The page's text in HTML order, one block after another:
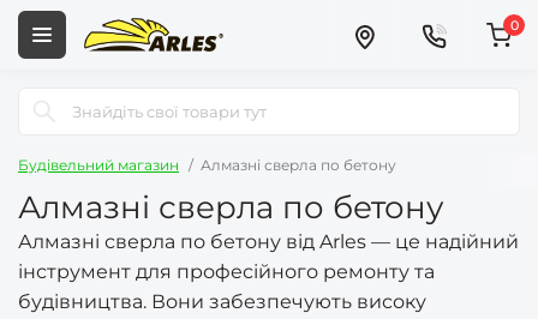
0
Будівельний магазин Алмазні сверла по бетону
Алмазні сверла по бетону
Алмазні сверла по бетону від Arles — це надійний
інструмент для професійного ремонту та
будівництва. Вони забезпечують високу